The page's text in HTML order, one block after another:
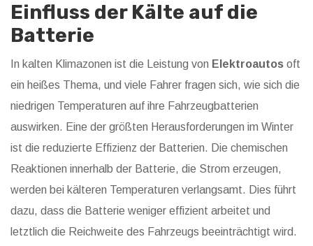
Einfluss der Kälte auf die
Batterie
In kalten Klimazonen ist die Leistung von Elektroautos oft
ein heißes Thema, und viele Fahrer fragen sich, wie sich die
niedrigen Temperaturen auf ihre Fahrzeugbatterien
auswirken. Eine der größten Herausforderungen im Winter
ist die reduzierte Effizienz der Batterien. Die chemischen
Reaktionen innerhalb der Batterie, die Strom erzeugen,
werden bei kälteren Temperaturen verlangsamt. Dies führt
dazu, dass die Batterie weniger effizient arbeitet und
letztlich die Reichweite des Fahrzeugs beeinträchtigt wird.